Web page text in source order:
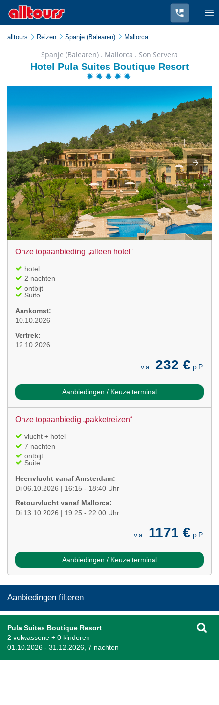
alltours Reizen Spanje (Balearen) Mallorca
Spanje (Balearen) . Mallorca . Son Servera
Hotel Pula Suites Boutique Resort
Onze topaanbieding „alleen hotel“
hotel
2 nachten
ontbijt
Suite
Aankomst:
10.10.2026
Vertrek:
12.10.2026
v.a. 232 € p.P.
Aanbiedingen / Keuze terminal
Onze topaanbiedig „pakketreizen“
vlucht + hotel
7 nachten
ontbijt
Suite
Heenvlucht vanaf Amsterdam:
Di 06.10.2026 | 16:15 - 18:40 Uhr
Retourvlucht vanaf Mallorca:
Di 13.10.2026 | 19:25 - 22:00 Uhr
v.a. 1171 € p.P.
Aanbiedingen / Keuze terminal
Aanbiedingen filteren
Pula Suites Boutique Resort
2 volwassene + 0 kinderen
01.10.2026 - 31.12.2026, 7 nachten